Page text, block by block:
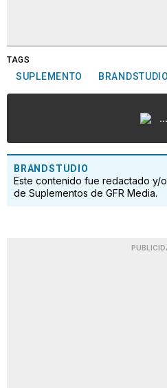
TAGS
SUPLEMENTO BRANDSTUDIO
...
BRANDSTUDIO
Este contenido fue redactado y/
de Suplementos de GFR Media.